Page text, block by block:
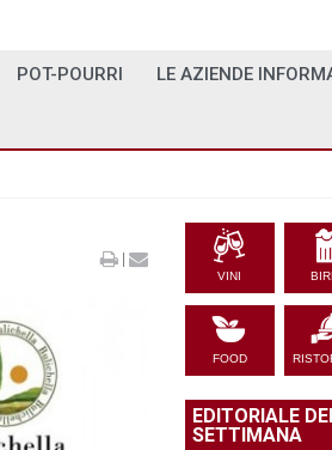
POT-POURRI LE AZIENDE
|
VINI
FOOD
EDITORIALE
SETTIMANA